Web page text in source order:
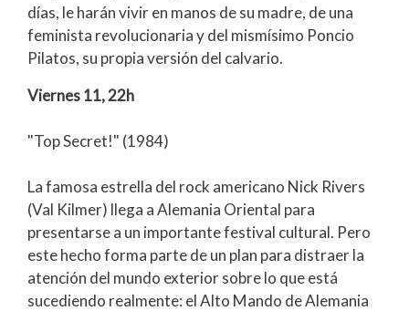
días, le harán vivir en manos de su madre, de una
feminista revolucionaria y del mismísimo Poncio
Pilatos, su propia versión del calvario.
Viernes 11, 22h
"Top Secret!" (1984)
La famosa estrella del rock americano Nick Rivers
(Val Kilmer) llega a Alemania Oriental para
presentarse a un importante festival cultural. Pero
este hecho forma parte de un plan para distraer la
atención del mundo exterior sobre lo que está
sucediendo realmente: el Alto Mando de Alemania